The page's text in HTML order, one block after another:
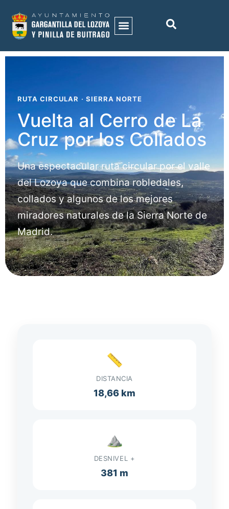
RUTA CIRCULAR · SIERRA NORTE
Vuelta al Cerro de La
Cruz por los Collados
Una espectacular ruta circular por el valle
del Lozoya que combina robledales,
collados y algunos de los mejores
miradores naturales de la Sierra Norte de
Madrid.
📏
DISTANCIA
18,66 km
⛰️
DESNIVEL +
381 m